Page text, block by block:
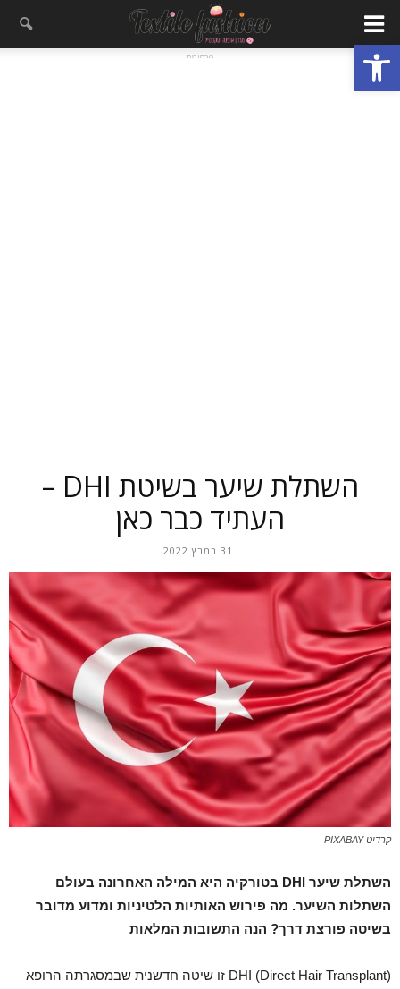
פתח סרגל נגישות - פרסומת -
השתלת שיער בשיטת DHI –
העתיד כבר כאן
31 במרץ 2022
קרדיט PIXABAY
השתלת שיער DHI בטורקיה היא המילה האחרונה בעולם
השתלות השיער. מה פירוש האותיות הלטיניות ומדוע מדובר
בשיטה פורצת דרך? הנה התשובות המלאות
DHI (Direct Hair Transplant) זו שיטה חדשנית שבמסגרתה הרופא